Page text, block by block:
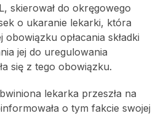
skierował do okręgowego
o ukaranie lekarki, która
opłacania składki
jej do uregulowania
się z tego obowiązku.
lekarka przeszła na
o tym fakcie swojej